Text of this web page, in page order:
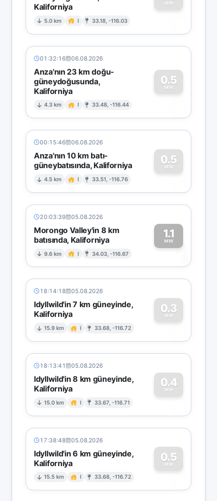
Kaliforniya
5.0 km I 33.18, -116.03
MW
0
01:32:16 06.08.2026
Anza'nın 23 km doğu-
güneydoğusunda,
Kaliforniya
4.3 km I 33.48, -116.44
0.5
MW
0
00:15:46 06.08.2026
Anza'nın 10 km batı-
güneybatısında, Kaliforniya
4.5 km I 33.51, -116.76
0.5
MW
0
20:03:39 05.08.2026
Morongo Valley'in 8 km
batısında, Kaliforniya
9.6 km I 34.03, -116.67
1.1
MW1
18:14:18 05.08.2026
Idyllwild'in 7 km güneyinde,
Kaliforniya
15.9 km I 33.68, -116.72
0.3
MW
0
18:13:41 05.08.2026
Idyllwild'in 8 km güneyinde,
Kaliforniya
15.0 km I 33.67, -116.71
0.4
MW
0
17:38:48 05.08.2026
Idyllwild'in 6 km güneyinde,
Kaliforniya
15.5 km I 33.68, -116.72
0.5
MW
0